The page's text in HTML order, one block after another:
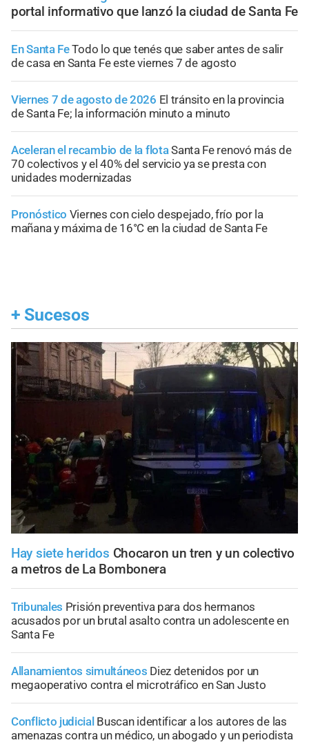
portal informativo que lanzó la ciudad de Santa Fe
En Santa FeTodo lo que tenés que saber antes de salir
de casa en Santa Fe este viernes 7 de agosto
Viernes 7 de agosto de 2026 El tránsito en la provincia
de Santa Fe; la información minuto a minuto
Aceleran el recambio de la flotaSanta Fe renovó más de
70 colectivos y el 40% del servicio ya se presta con
unidades modernizadas
Pronóstico Viernes con cielo despejado, frío por la
mañana y máxima de 16°C en la ciudad de Santa Fe
+ Sucesos
Hay siete heridos Chocaron un tren y un colectivo
a metros de La Bombonera
Tribunales Prisión preventiva para dos hermanos
acusados por un brutal asalto contra un adolescente en
Santa Fe
Allanamientos simultáneos Diez detenidos por un
megaoperativo contra el microtráfico en San Justo
Conflicto judicial Buscan identificar a los autores de las
amenazas contra un médico, un abogado y un periodista